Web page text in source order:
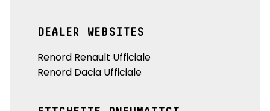
DEALER WEBSITES
Renord Renault Ufficiale
Renord Dacia Ufficiale